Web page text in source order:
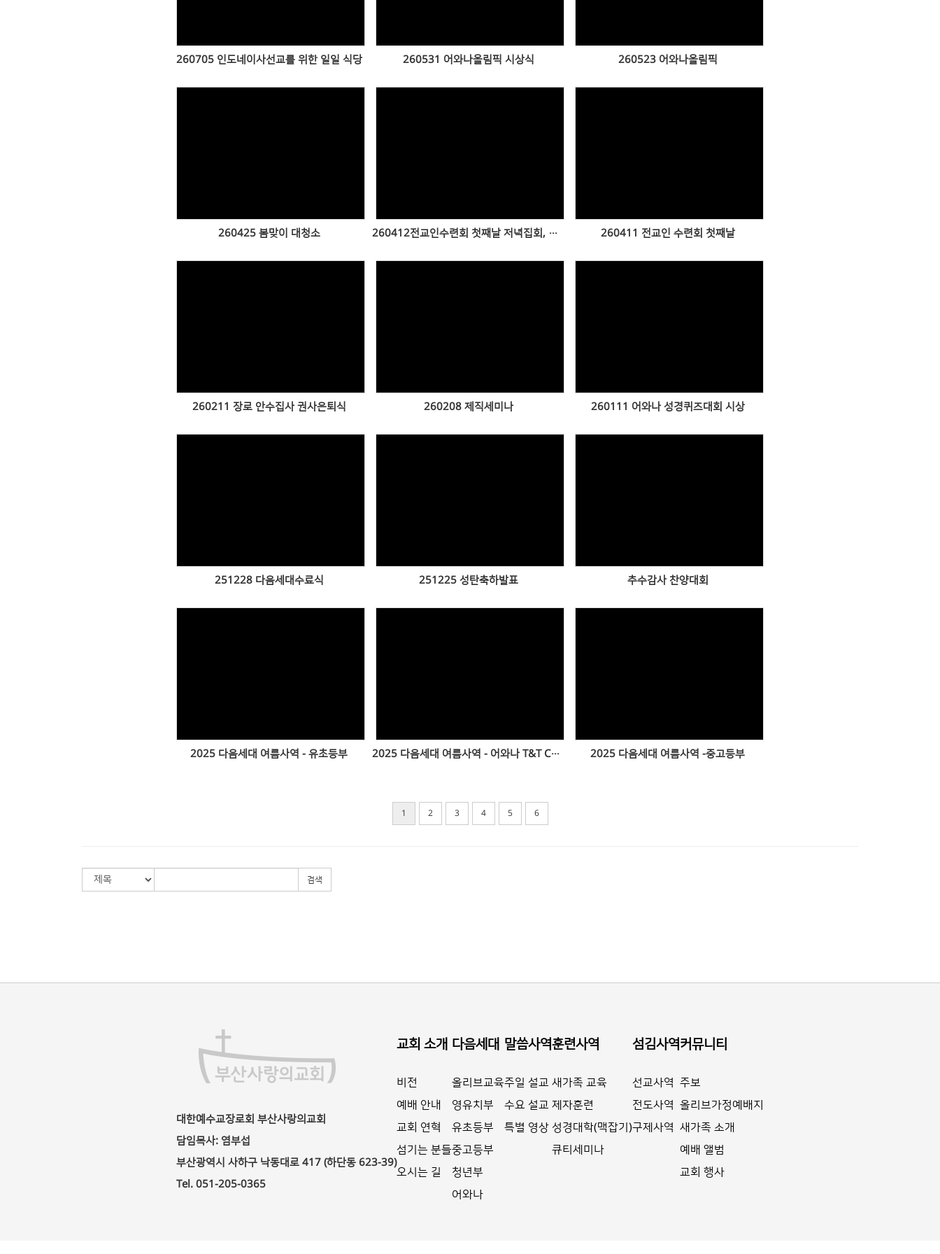
260705 인도네이사선교를 위한 일일 식당 260531 어와나올림픽 시상식 260523 어와나올림픽
260425 봄맞이 대청소 260412전교인수련회 첫째날 저녁집회, 둘째날 260411 전교인 수련회 첫째날
260211 장로 안수집사 권사은퇴식 260208 제직세미나 260111 어와나 성경퀴즈대회 시상
251228 다음세대수료식 251225 성탄축하발표 추수감사 찬양대회
2025 다음세대 여름사역 - 유초등부 2025 다음세대 여름사역 - 어와나 T&T Camp 2025 다음세대 여름사역 -중고등부
1 2 3 4 5 6
검색
대한예수교장로회 부산사랑의교회
담임목사: 염부섭
부산광역시 사하구 낙동대로 417 (하단동 623-39)
Tel. 051-205-0365
교회 소개
비전
예배 안내
교회 연혁
섬기는 분들
오시는 길
다음세대
올리브교육
영유치부
유초등부
중고등부
청년부
어와나
말씀사역
주일 설교
수요 설교
특별 영상
훈련사역
새가족 교육
제자훈련
성경대학(맥잡기)
큐티세미나
섬김사역
선교사역
전도사역
구제사역
커뮤니티
주보
올리브가정예배지
새가족 소개
예배 앨범
교회 행사